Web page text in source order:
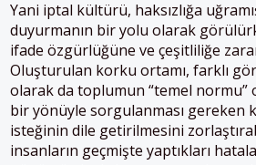
Yani iptal kültürü, haksızlığa
duyurmanın bir yolu olarak
ifade özgürlüğüne ve çeşitliliğe
Oluşturulan korku ortamı, farklı
olarak da toplumun “temel normu”
bir yönüyle sorgulanması gereken
isteğinin dile getirilmesini
insanların geçmişte yaptıkları